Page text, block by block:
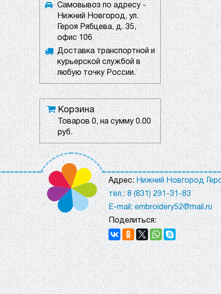
Самовывоз по адресу -
Нижний Новгород, ул.
Героя Рябцева, д. 35,
офис 106
Доставка транспортной и
курьерской службой в
любую точку России.
Корзина
Товаров0, на сумму0.00
руб.
Адрес:Нижний Новгород
тел.: 8 (831) 291-31-83
E-mail: embroidery52@mail.ru
Поделиться: